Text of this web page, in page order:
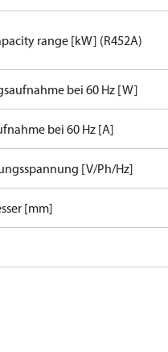
range [kW] (R452A)
bei 60 Hz [W]
bei 60 Hz [A]
[V/Ph/Hz]
[mm]